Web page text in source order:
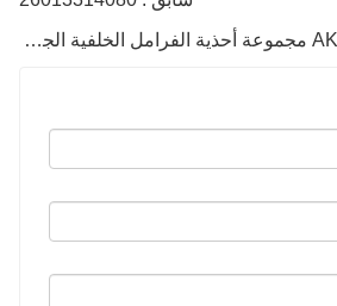
التالي : AK99000340063 مجموعة أحذية الفرامل الخلفية الجديدة من Auman